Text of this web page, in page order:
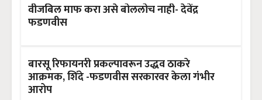
वीजबिल माफ करा असे बोललोच नाही- देवेंद्र
फडणवीस
बारसू रिफायनरी प्रकल्पावरून उद्धव ठाकरे
आक्रमक, शिंदे -फडणवीस सरकारवर केला गंभीर
आरोप